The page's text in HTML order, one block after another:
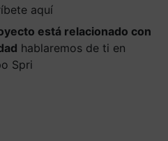
aquí
está relacionado con
hablaremos de ti en
Spri